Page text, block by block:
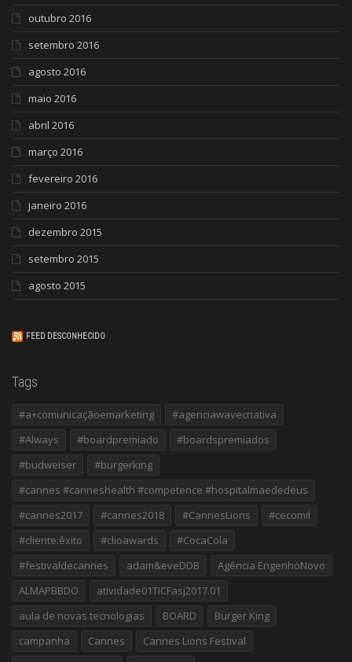
outubro 2016
setembro 2016
agosto 2016
maio 2016
abril 2016
março 2016
fevereiro 2016
janeiro 2016
dezembro 2015
setembro 2015
agosto 2015
FEED DESCONHECIDO
Tags
#a+comunicaçãoemarketing
#agenciawavecriativa
#Always
#boardpremiado
#boardspremiados
#budweiser
#burgerking
#cannes #canneshealth #competence #hospitalmaededeus
#cannes2017
#cannes2018 #CannesLions
#cecomil
#cliente:êxito
#clioawards
#CocaCola
#festivaldecannes
adam&eveDDB
Agência EngenhoNovo
ALMAPBBDO
atividade01TICFasj2017.01
aula de novas tecnologias
BOARD
Burger King
campanha
Cannes
Cannes Lions Festival